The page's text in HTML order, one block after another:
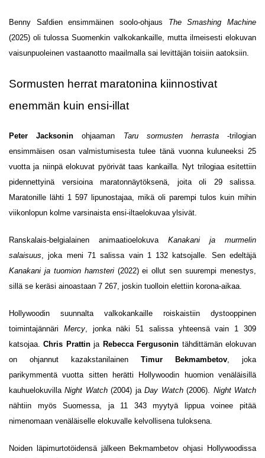
Benny Safdien ensimmäinen soolo-ohjaus The Smashing Machine
(2025) oli tulossa Suomenkin valkokankaille, mutta ilmeisesti elokuvan
vaisunpuoleinen vastaanotto maailmalla sai levittäjän toisiin aatoksiin.
Sormusten herrat maratonina kiinnostivat
enemmän kuin ensi-illat
Peter Jacksonin ohjaaman Taru sormusten herrasta-trilogian
ensimmäisen osan valmistumisesta tulee tänä vuonna kuluneeksi 25
vuotta ja niinpä elokuvat pyörivät taas kankailla. Nyt trilogiaa esitettiin
pidennettyinä versioina maratonnäytöksenä, joita oli 29 salissa.
Maratonille lähti 1 597 lipunostajaa, mikä oli parempi tulos kuin mihin
viikonlopun kolme varsinaista ensi-iltaelokuvaa ylsivät.
Ranskalais-belgialainen animaatioelokuva Kanakani ja murmelin
salaisuus , joka meni 71 salissa vain 1 132 katsojalle. Sen edeltäjä
Kanakani ja tuomion hamsteri(2022) ei ollut sen suurempi menestys,
sillä se keräsi ainoastaan 7 267, joskin tuolloin elettiin korona-aikaa.
Hollywoodin suunnalta valkokankaille roiskaistiin dystooppinen
toimintajännäri Mercy, jonka näki 51 salissa yhteensä vain 1 309
katsojaa.Chris Prattinja Rebecca Fergusonin tähdittämän elokuvan
on ohjannut kazakstanilainen Timur Bekmambetov , joka
parikymmentä vuotta sitten herätti Hollywoodin huomion venäläisillä
kauhuelokuvillaNight Watch(2004) jaDay Watch(2006). Night Watch
nähtiin myös Suomessa, ja 11 343 myytyä lippua voinee pitää
nimenomaan venäläiselle elokuvalle kelvollisena tuloksena.
Noiden läpimurtotöidensä jälkeen Bekmambetov ohjasi Hollywoodissa